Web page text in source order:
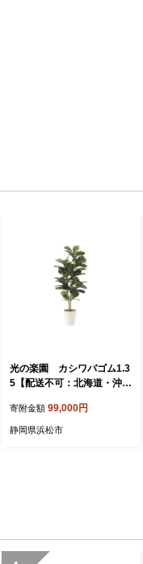
光の楽園 カシワバゴム1.3
5【配送不可：北海道・沖
物 造花
寄附金額 99,000円
静岡県浜松市